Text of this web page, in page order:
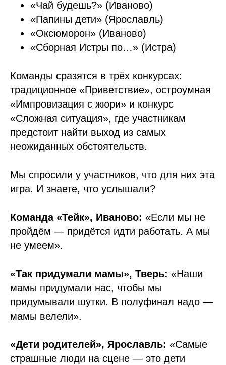
«Чай будешь?» (Иваново)
«Папины дети» (Ярославль)
«Оксюморон» (Иваново)
«Сборная Истры по…» (Истра)
Команды сразятся в трёх конкурсах:
традиционное «Приветствие», остроумная
«Импровизация с жюри» и конкурс
«Сложная ситуация», где участникам
предстоит найти выход из самых
неожиданных обстоятельств.
Мы спросили у участников, что для них эта
игра. И знаете, что услышали?
Команда «Тейк», Иваново: «Если мы не
пройдём — придётся идти работать. А мы
не умеем».
«Так придумали мамы», Тверь: «Наши
мамы придумали нас, чтобы мы
придумывали шутки. В полуфинал надо —
мамы велели».
«Дети родителей», Ярославль: «Самые
страшные люди на сцене — это дети